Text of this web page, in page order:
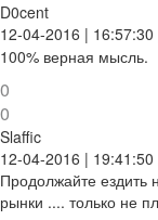
D0cent
12-04-2016 | 16:57:30
100% верная мысль.
0
0
Slaffic
12-04-2016 | 19:41:50
Продолжайте ездить
рынки .... только не